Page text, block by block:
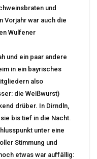
und
Vorjahr war auch die
Wulfener
und ein paar andere
in ein bayrisches
also
die Weißwurst)
drüber. In Dirndln,
bis tief in die Nacht.
unter eine
Stimmung und
etwas war auffällig: